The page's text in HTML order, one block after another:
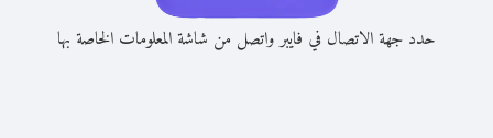
حدد جهة الاتصال في فايبر واتصل من شاشة المعلومات الخاصة بها